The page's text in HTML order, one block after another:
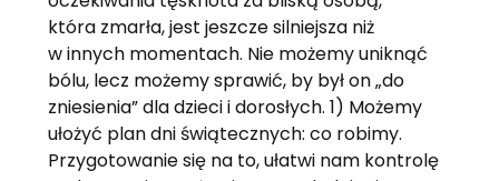
która zmarła, jest jeszcze silniejsza niż
w innych momentach. Nie możemy uniknąć
bólu, lecz możemy sprawić, by był on „do
zniesienia” dla dzieci i dorosłych. 1) Możemy
ułożyć plan dni świątecznych: co robimy.
Przygotowanie się na to, ułatwi nam kontrolę